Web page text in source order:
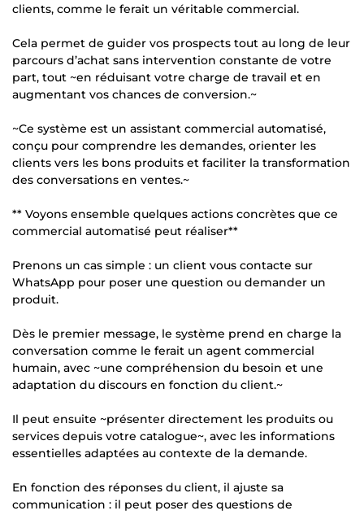
clients, comme le ferait un véritable commercial.
Cela permet de guider vos prospects tout au long de leur
parcours d’achat sans intervention constante de votre
part, tout ~en réduisant votre charge de travail et en
augmentant vos chances de conversion.~
~Ce système est un assistant commercial automatisé,
conçu pour comprendre les demandes, orienter les
clients vers les bons produits et faciliter la transformation
des conversations en ventes.~
** Voyons ensemble quelques actions concrètes que ce
commercial automatisé peut réaliser**
Prenons un cas simple : un client vous contacte sur
WhatsApp pour poser une question ou demander un
produit.
Dès le premier message, le système prend en charge la
conversation comme le ferait un agent commercial
humain, avec ~une compréhension du besoin et une
adaptation du discours en fonction du client.~
Il peut ensuite ~présenter directement les produits ou
services depuis votre catalogue~, avec les informations
essentielles adaptées au contexte de la demande.
En fonction des réponses du client, il ajuste sa
communication : il peut poser des questions de